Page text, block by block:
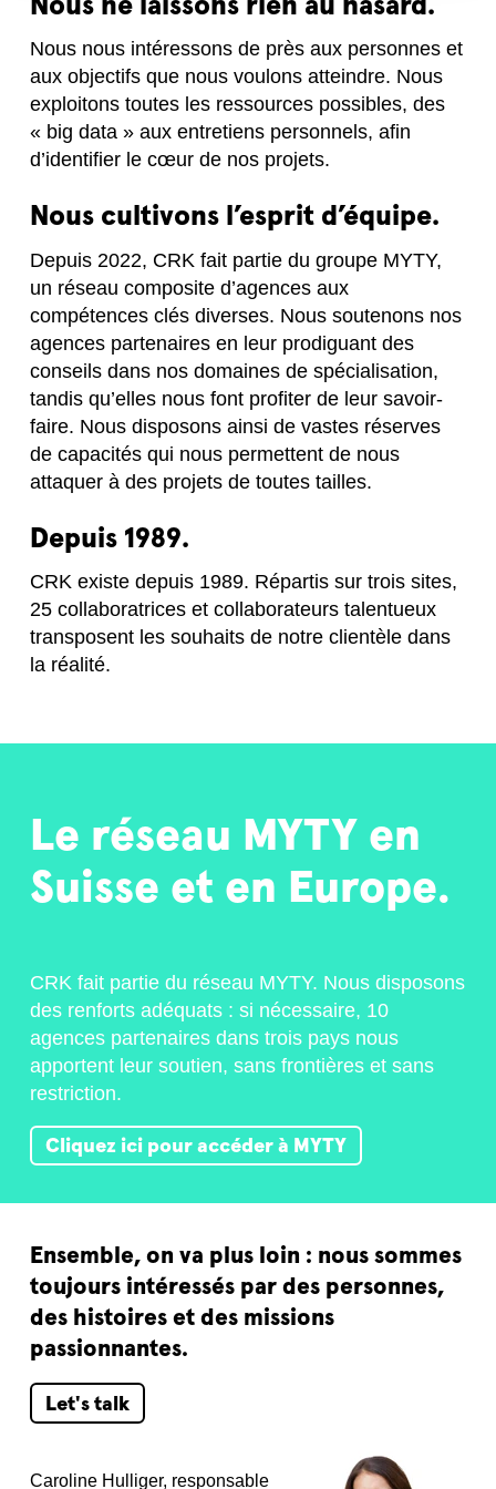
Nous nous intéressons de près aux personnes et
aux objectifs que nous voulons atteindre. Nous
exploitons toutes les ressources possibles, des
« big data » aux entretiens personnels, afin
d’identifier le cœur de nos projets.
Nous cultivons l’esprit d’équipe.
Depuis 2022, CRK fait partie du groupe MYTY,
un réseau composite d’agences aux
compétences clés diverses. Nous soutenons nos
agences partenaires en leur prodiguant des
conseils dans nos domaines de spécialisation,
tandis qu’elles nous font profiter de leur savoir-
faire. Nous disposons ainsi de vastes réserves
de capacités qui nous permettent de nous
attaquer à des projets de toutes tailles.
Depuis 1989.
CRK existe depuis 1989. Répartis sur trois sites,
25 collaboratrices et collaborateurs talentueux
transposent les souhaits de notre clientèle dans
la réalité.
Le réseau MYTY en
Suisse et en Europe.
CRK fait partie du réseau MYTY. Nous disposons
des renforts adéquats : si nécessaire, 10